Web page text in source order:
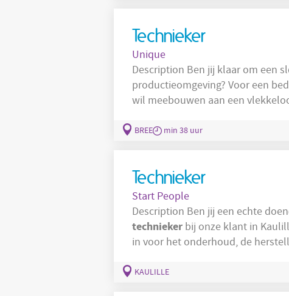
Technieker
Unique
Description Ben jij klaar om een sleutelrol te spelen in een sterk geautomatiseerde
zijn. Je combineert
BREE min 38 uur
Technieker
Start People
Description Ben jij een
technieker
in voor het onderhoud, de
herstelt onderdelen – zowel
KAULILLE